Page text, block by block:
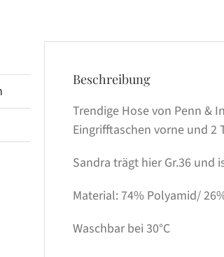
leg
Menge
Beschreibung
Trendige Hose von Penn &
Eingrifftaschen vorne und 2
Sandra trägt hier Gr.36 und
Material: 74% Polyamid/
Waschbar bei 30°C